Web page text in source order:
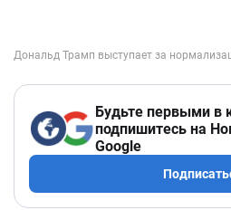
Будьте первыми в
подпишитесь на
Google